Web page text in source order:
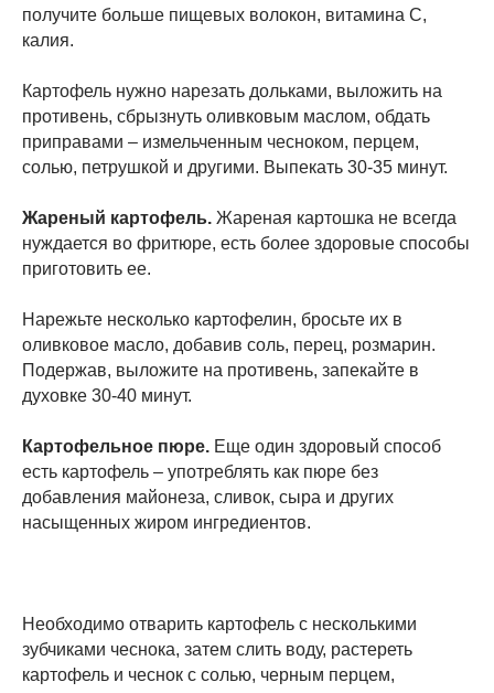
получите больше пищевых волокон, витамина С,
калия.
Картофель нужно нарезать дольками, выложить на
противень, сбрызнуть оливковым маслом, обдать
приправами – измельченным чесноком, перцем,
солью, петрушкой и другими. Выпекать 30-35 минут.
Жареный картофель. Жареная картошка не всегда
нуждается во фритюре, есть более здоровые способы
приготовить ее.
Нарежьте несколько картофелин, бросьте их в
оливковое масло, добавив соль, перец, розмарин.
Подержав, выложите на противень, запекайте в
духовке 30-40 минут.
Картофельное пюре. Еще один здоровый способ
есть картофель – употреблять как пюре без
добавления майонеза, сливок, сыра и других
насыщенных жиром ингредиентов.
Необходимо отварить картофель с несколькими
зубчиками чеснока, затем слить воду, растереть
картофель и чеснок с солью, черным перцем,